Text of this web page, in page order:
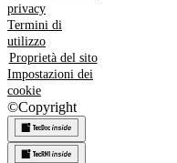
privacy
Termini di
utilizzo
Proprietà del sito
Impostazioni dei
cookie
©Copyright